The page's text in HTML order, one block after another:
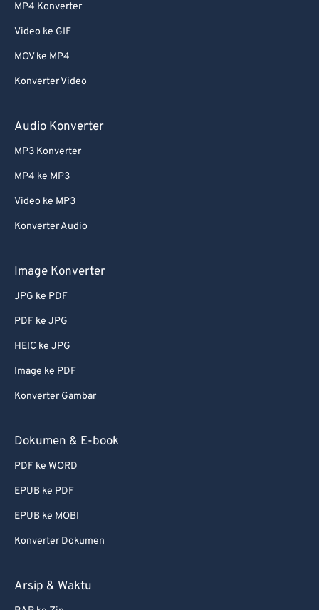
MP4 Konverter
Video ke GIF
MOV ke MP4
Konverter Video
Audio Konverter
MP3 Konverter
MP4 ke MP3
Video ke MP3
Konverter Audio
Image Konverter
JPG ke PDF
PDF ke JPG
HEIC ke JPG
Image ke PDF
Konverter Gambar
Dokumen & E-book
PDF ke WORD
EPUB ke PDF
EPUB ke MOBI
Konverter Dokumen
Arsip & Waktu